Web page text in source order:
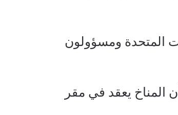
المتحدة ومسؤولون
المناخ يعقد في مقر